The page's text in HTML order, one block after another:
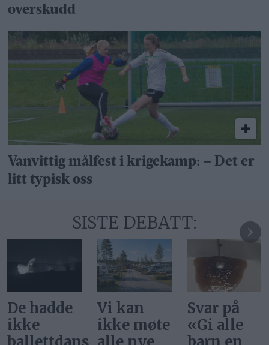
overskudd
Vanvittig målfest i krigekamp: – Det er
litt typisk oss
SISTE DEBATT:
Vi kan
ikke møte
alle nye
Svar på
«Gi alle
barn en
Ønsker vi
at